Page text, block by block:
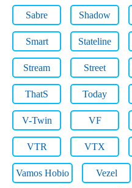
Sabre Shadow
Smart Stateline
Stream Street
ThatS Today
V-Twin VF
VTR VTX
Vamos Hobio Vezel